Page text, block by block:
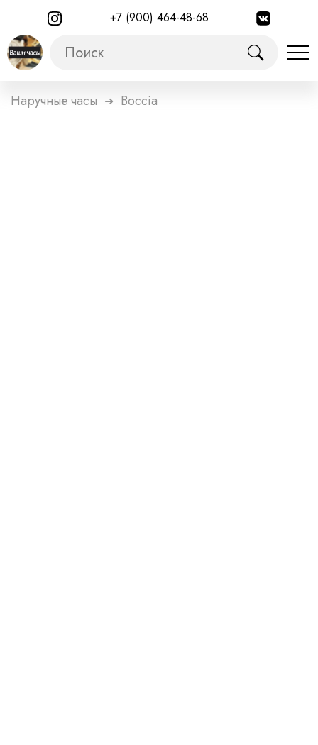
+7 (900) 464-48-68
Наручные часы ➜ Boccia